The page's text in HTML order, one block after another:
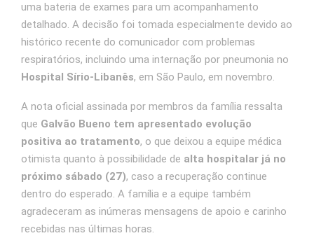
uma bateria de exames para um acompanhamento
detalhado. A decisão foi tomada especialmente devido ao
histórico recente do comunicador com problemas
respiratórios, incluindo uma internação por pneumonia no
Hospital Sírio-Libanês, em São Paulo, em novembro.
A nota oficial assinada por membros da família ressalta
que Galvão Bueno tem apresentado evolução
positiva ao tratamento, o que deixou a equipe médica
otimista quanto à possibilidade de alta hospitalar já no
próximo sábado (27), caso a recuperação continue
dentro do esperado. A família e a equipe também
agradeceram as inúmeras mensagens de apoio e carinho
recebidas nas últimas horas.